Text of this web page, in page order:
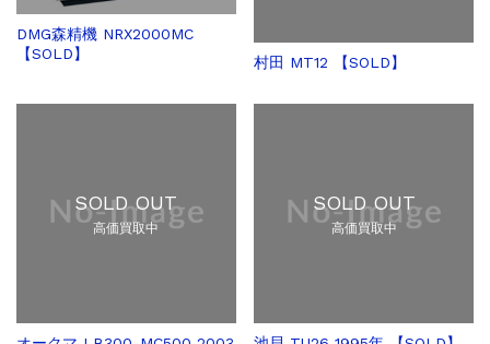
販売 買取
2026.5.16
ダイヘン デジタルパルスMAG/MIG溶...
立形マシニングセンター
2026.4.28
森精機 立形マシニングセンター NV50...
DMG森精機 NRX2000MC
【SOLD】
村田 MT12 【SOLD】
SOLD OUT
高価買取中
SOLD OUT
高価買取中